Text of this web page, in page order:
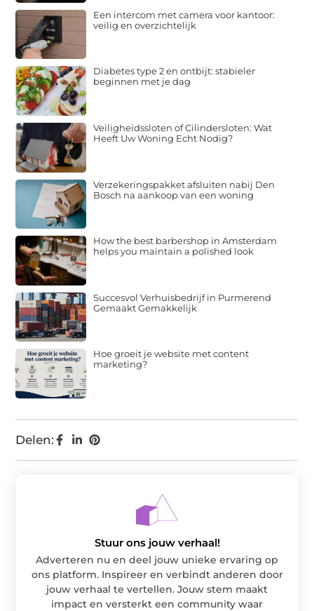
Delen:
Een intercom met camera voor kantoor:
veilig en overzichtelijk
Diabetes type 2 en ontbijt: stabieler
beginnen met je dag
Veiligheidssloten of Cilindersloten: Wat
Heeft Uw Woning Echt Nodig?
Verzekeringspakket afsluiten nabij Den
Bosch na aankoop van een woning
How the best barbershop in Amsterdam
helps you maintain a polished look
Succesvol Verhuisbedrijf in Purmerend
Gemaakt Gemakkelijk
Hoe groeit je website met content
marketing?
Stuur ons jouw verhaal!
Adverteren nu en deel jouw unieke ervaring op
ons platform. Inspireer en verbindt anderen door
jouw verhaal te vertellen. Jouw stem maakt
impact en versterkt een community waar